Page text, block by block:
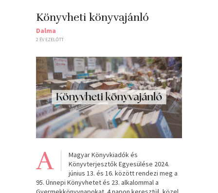
Könyvheti könyvajánló
Dalma
2 ÉV EZELŐTT
A
Magyar Könyvkiadók és
Könyvterjesztők Egyesülése 2024.
június 13. és 16. között rendezi meg a
95. Ünnepi Könyvhetet és 23. alkalommal a